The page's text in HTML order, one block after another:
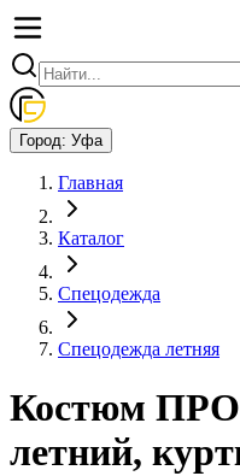
Город: Уфа
Главная
Каталог
Спецодежда
Спецодежда летняя
Костюм
летний,